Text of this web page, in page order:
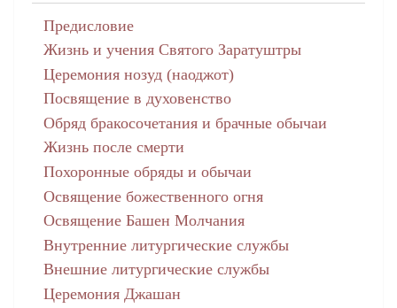
Предисловие
Жизнь и учения Святого Заратуштры
Церемония нозуд (наоджот)
Посвящение в духовенство
Обряд бракосочетания и брачные обычаи
Жизнь после смерти
Похоронные обряды и обычаи
Освящение божественного огня
Освящение Башен Молчания
Внутренние литургические службы
Внешние литургические службы
Церемония Джашан